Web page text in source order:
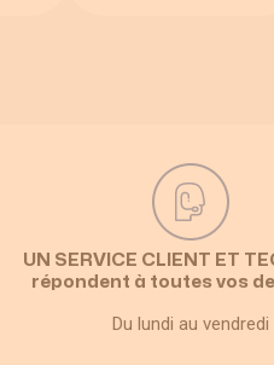
UN SERVICE CLIENT ET
répondent à toutes vos
Du lundi au vendredi